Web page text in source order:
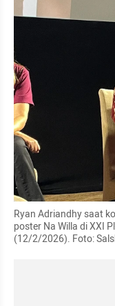
Ryan Adriandhy saat
poster Na Willa di XXI
(12/2/2026). Foto: